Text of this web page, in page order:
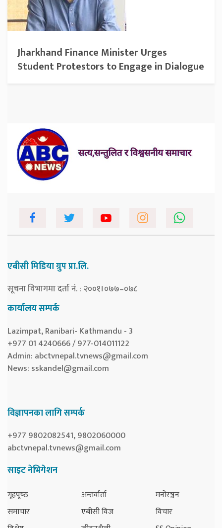
Jharkhand Finance Minister Urges
Student Protestors to Engage in Dialogue
एबीसी मिडिया ग्रुप प्रा.लि.
सूचना विभागमा दर्ता नं. : २००१।०७७–०७८
कार्यालय सम्पर्क
Lazimpat, Ranibari- Kathmandu - 3
+977 01 4240666 / 977-014011122
Admin: abctvnepal.tvnews@gmail.com
News: sskandel@gmail.com
विज्ञापनका लागि सम्पर्क
+977 9802082541, 9802060000
abctvnepal.tvnews@gmail.com
साइट नेभिगेशन
गृहपृष्‍ठ
समाचार
अन्तर्वार्ता
एबीसी विज
मनोरञ्जन
विचार